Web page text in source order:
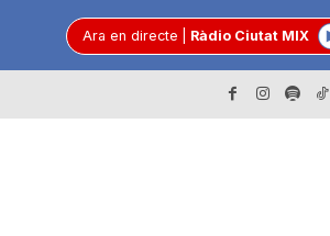
Ara en directe Ràdio Ciutat MIX